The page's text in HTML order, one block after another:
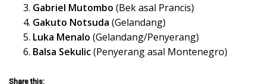
Gabriel Mutombo (Bek asal Prancis)
Gakuto Notsuda (Gelandang)
Luka Menalo (Gelandang/Penyerang)
Balsa Sekulic(Penyerang asal Montenegro)
Share this: